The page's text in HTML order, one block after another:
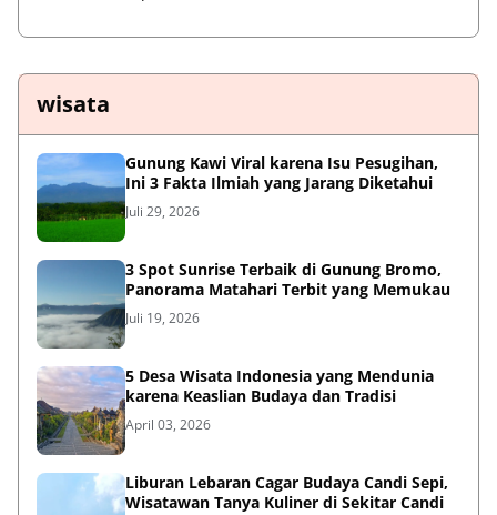
wisata
Gunung Kawi Viral karena Isu Pesugihan,
Ini 3 Fakta Ilmiah yang Jarang Diketahui
Juli 29, 2026
3 Spot Sunrise Terbaik di Gunung Bromo,
Panorama Matahari Terbit yang Memukau
Juli 19, 2026
5 Desa Wisata Indonesia yang Mendunia
karena Keaslian Budaya dan Tradisi
April 03, 2026
Liburan Lebaran Cagar Budaya Candi Sepi,
Wisatawan Tanya Kuliner di Sekitar Candi